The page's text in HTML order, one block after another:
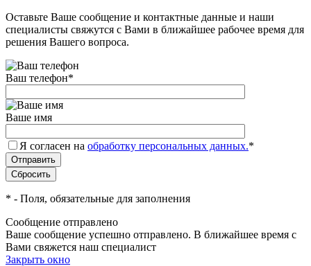
Оставьте Ваше сообщение и контактные данные и наши
специалисты свяжутся с Вами в ближайшее рабочее время для
решения Вашего вопроса.
Ваш телефон*
Ваше имя
Я согласен на обработку персональных данных.*
* - Поля, обязательные для заполнения
Сообщение отправлено
Ваше сообщение успешно отправлено. В ближайшее время с
Вами свяжется наш специалист
Закрыть окно